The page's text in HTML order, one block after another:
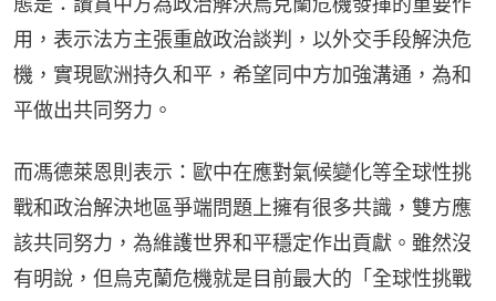
用，表示法方主張重啟政治談判，以外交手段解決危
機，實現歐洲持久和平，希望同中方加強溝通，為和
平做出共同努力。
而馮德萊恩則表示：歐中在應對氣候變化等全球性挑
戰和政治解決地區爭端問題上擁有很多共識，雙方應
該共同努力，為維護世界和平穩定作出貢獻。雖然沒
有明說，但烏克蘭危機就是目前最大的「全球性挑戰